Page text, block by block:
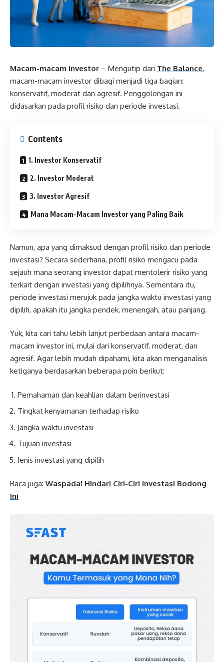
Macam-macam investor – Mengutip dari The Balance,
macam-macam investor dibagi menjadi tiga bagian:
konservatif, moderat dan agresif. Penggolongan ini
didasarkan pada profil risiko dan periode investasi.
Contents
1. Investor Konservatif
2. Investor Moderat
3. Investor Agresif
Mana Macam-Macam Investor yang Paling Baik
Namun, apa yang dimaksud dengan profil risiko dan periode
investasi? Secara sederhana, profil risiko mengacu pada
sejauh mana seorang investor dapat mentolerir risiko yang
terkait dengan investasi yang dipilihnya. Sementara itu,
periode investasi merujuk pada jangka waktu investasi yang
dipilih, apakah itu jangka pendek, menengah, atau panjang.
Yuk, kita cari tahu lebih lanjut perbedaan antara macam-
macam investor ini, mulai dari konservatif, moderat, dan
agresif. Agar lebih mudah dipahami, kita akan menganalisis
ketiganya berdasarkan beberapa poin berikut:
Pemahaman dan keahlian dalam berinvestasi
Tingkat kenyamanan terhadap risiko
Jangka waktu investasi
Tujuan investasi
Jenis investasi yang dipilih
Baca juga: Waspada! Hindari Ciri-Ciri Investasi Bodong
Ini